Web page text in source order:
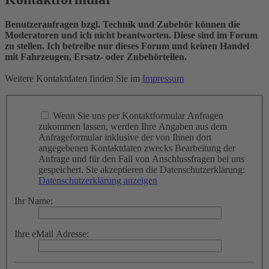
Benutzeranfragen bzgl. Technik und Zubehör können die
Moderatoren und ich nicht beantworten. Diese sind im Forum
zu stellen. Ich betreibe nur dieses Forum und keinen Handel
mit Fahrzeugen, Ersatz- oder Zubehörteilen.
Weitere Kontaktdaten finden Sie im Impressum
Wenn Sie uns per Kontaktformular Anfragen
zukommen lassen, werden Ihre Angaben aus dem
Anfrageformular inklusive der von Ihnen dort
angegebenen Kontaktdaten zwecks Bearbeitung der
Anfrage und für den Fall von Anschlussfragen bei uns
gespeichert. Sie akzeptieren die Datenschutzerklärung:
Datenschutzerklärung anzeigen
Ihr Name:
Ihre eMail Adresse: